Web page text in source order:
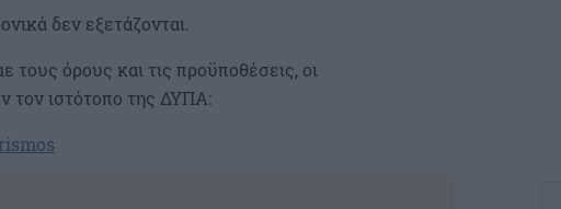
δεν εξετάζονται.
τους όρους και τις προϋποθέσεις, οι
τον ιστότοπο της ΔΥΠΑ: